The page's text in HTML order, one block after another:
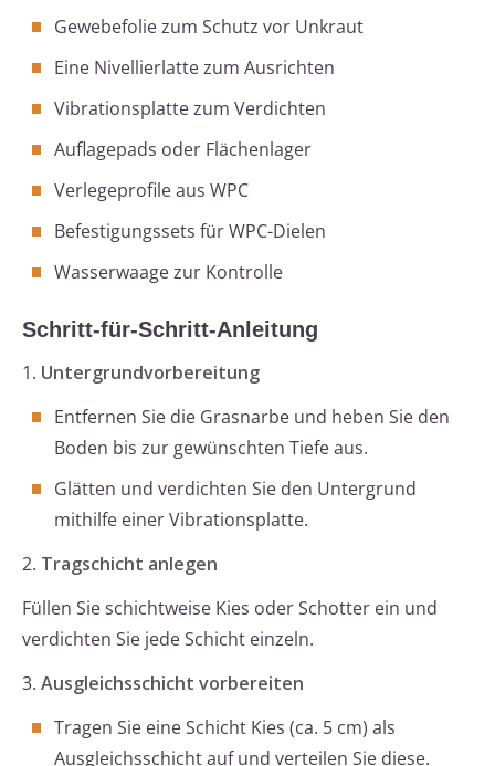
Gewebefolie zum Schutz vor Unkraut
Eine Nivellierlatte zum Ausrichten
Vibrationsplatte zum Verdichten
Auflagepads oder Flächenlager
Verlegeprofile aus WPC
Befestigungssets für WPC-Dielen
Wasserwaage zur Kontrolle
Schritt-für-Schritt-Anleitung
1. Untergrundvorbereitung
Entfernen Sie die Grasnarbe und heben Sie den
Boden bis zur gewünschten Tiefe aus.
Glätten und verdichten Sie den Untergrund
mithilfe einer Vibrationsplatte.
2. Tragschicht anlegen
Füllen Sie schichtweise Kies oder Schotter ein und
verdichten Sie jede Schicht einzeln.
3. Ausgleichsschicht vorbereiten
Tragen Sie eine Schicht Kies (ca. 5 cm) als
Ausgleichsschicht auf und verteilen Sie diese.